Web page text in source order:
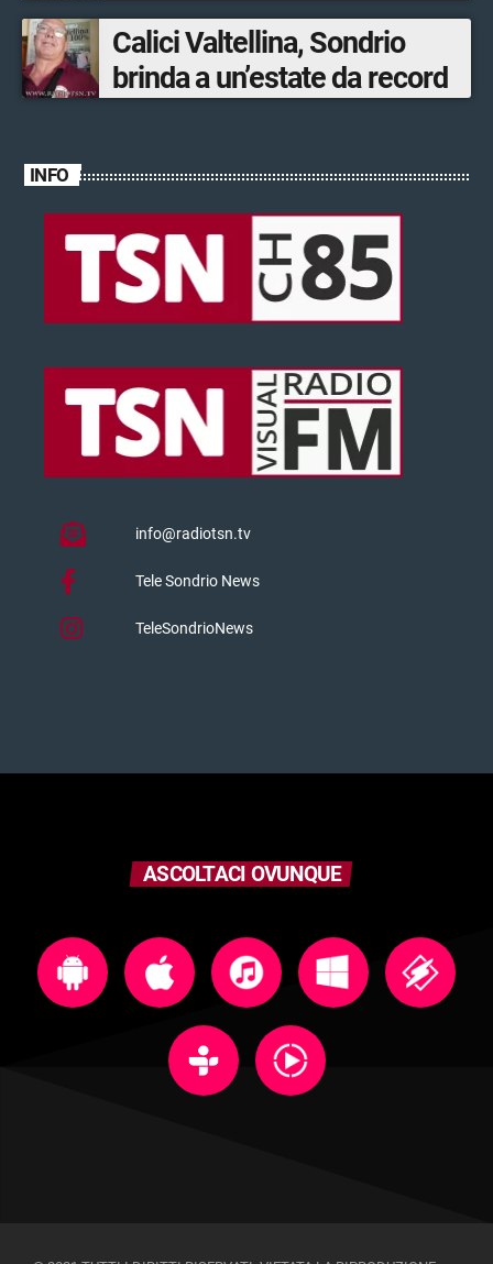
ventinovenne
Calici Valtellina, Sondrio
brinda a un’estate da record
INFO
info@radiotsn.tv
Tele Sondrio News
TeleSondrioNews
ASCOLTACI OVUNQUE